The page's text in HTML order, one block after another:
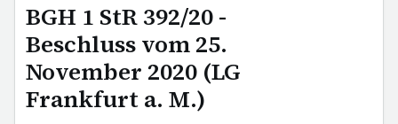
BGH 1 StR 392/20 -
Beschluss vom 25.
November 2020 (LG
Frankfurt a. M.)